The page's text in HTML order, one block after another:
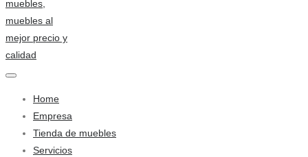
Home
Empresa
Tienda de muebles
Servicios